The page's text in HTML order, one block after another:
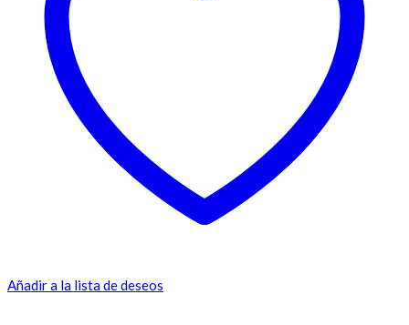
Añadir a la lista de deseos